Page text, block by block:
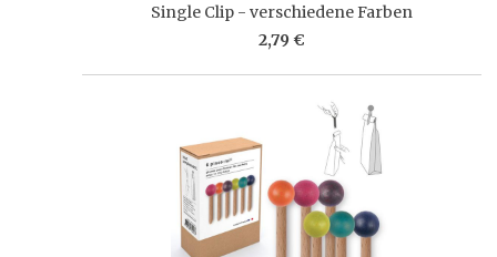
Single Clip - verschiedene Farben
2,79 €